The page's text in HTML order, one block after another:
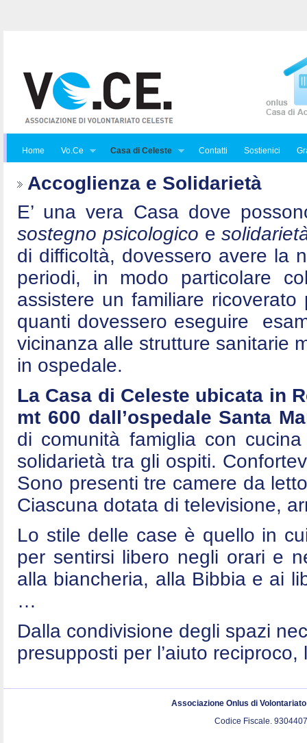
Home Vo.Ce Casa di Celeste Contatti Sostienici
Accoglienza e Solidarietà
E’ una vera Casa dove
sostegno psicologico e
di difficoltà, dovessero avere la
periodi, in modo particolare
assistere un familiare
quanti dovessero eseguire
vicinanza alle strutture sanitarie
in ospedale.
La Casa di Celeste ubicata in
mt 600 dall’ospedale Santa
di comunità famiglia con
solidarietà tra gli ospiti.
Sono presenti tre camere da
Ciascuna dotata di televisione,
Lo stile delle case è quello in
per sentirsi libero negli orari e
alla biancheria, alla Bibbia e ai
…
Dalla condivisione degli spazi
presupposti per l’aiuto
Associazione Onlus di
Codice Fiscale.